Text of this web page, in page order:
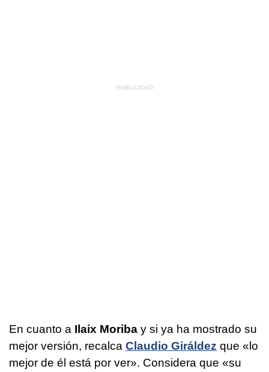
En cuanto a Ilaix Moriba y si ya ha mostrado su
mejor versión, recalca Claudio Giráldez que «lo
mejor de él está por ver». Considera que «su